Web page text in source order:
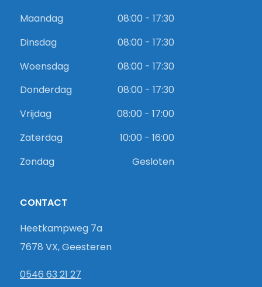
Maandag
08:00 - 17:30
Dinsdag
08:00 - 17:30
Woensdag
08:00 - 17:30
Donderdag
08:00 - 17:30
Vrijdag
08:00 - 17:00
Zaterdag
10:00 - 16:00
Zondag
Gesloten
CONTACT
Heetkampweg 7a
7678 VX, Geesteren
0546 63 21 27